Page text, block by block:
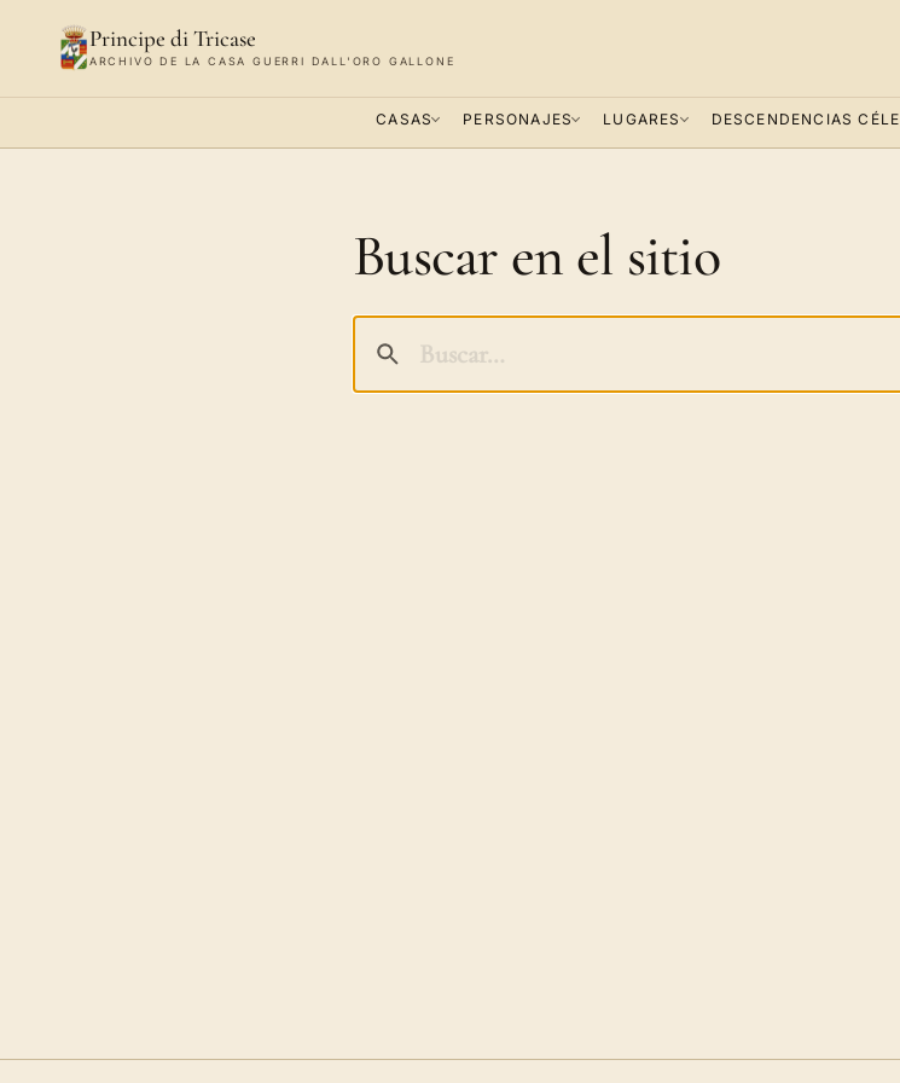
Principe di Tricase
ARCHIVO DE LA CASA GUERRI DALL'ORO GALLONE
CASAS PERSONAJES LUGARES DESCENDENCIAS
Buscar en el sitio